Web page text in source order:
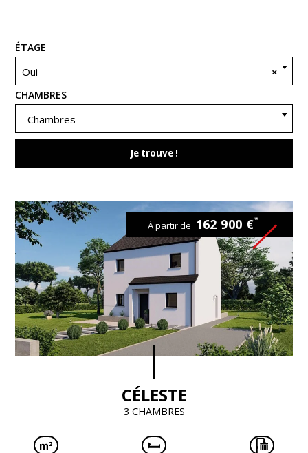
Recherche
ÉTAGE
×
Oui
CHAMBRES
Chambres
Je trouve !
CÉLESTE
3 CHAMBRES
À partir de 162 900 €*